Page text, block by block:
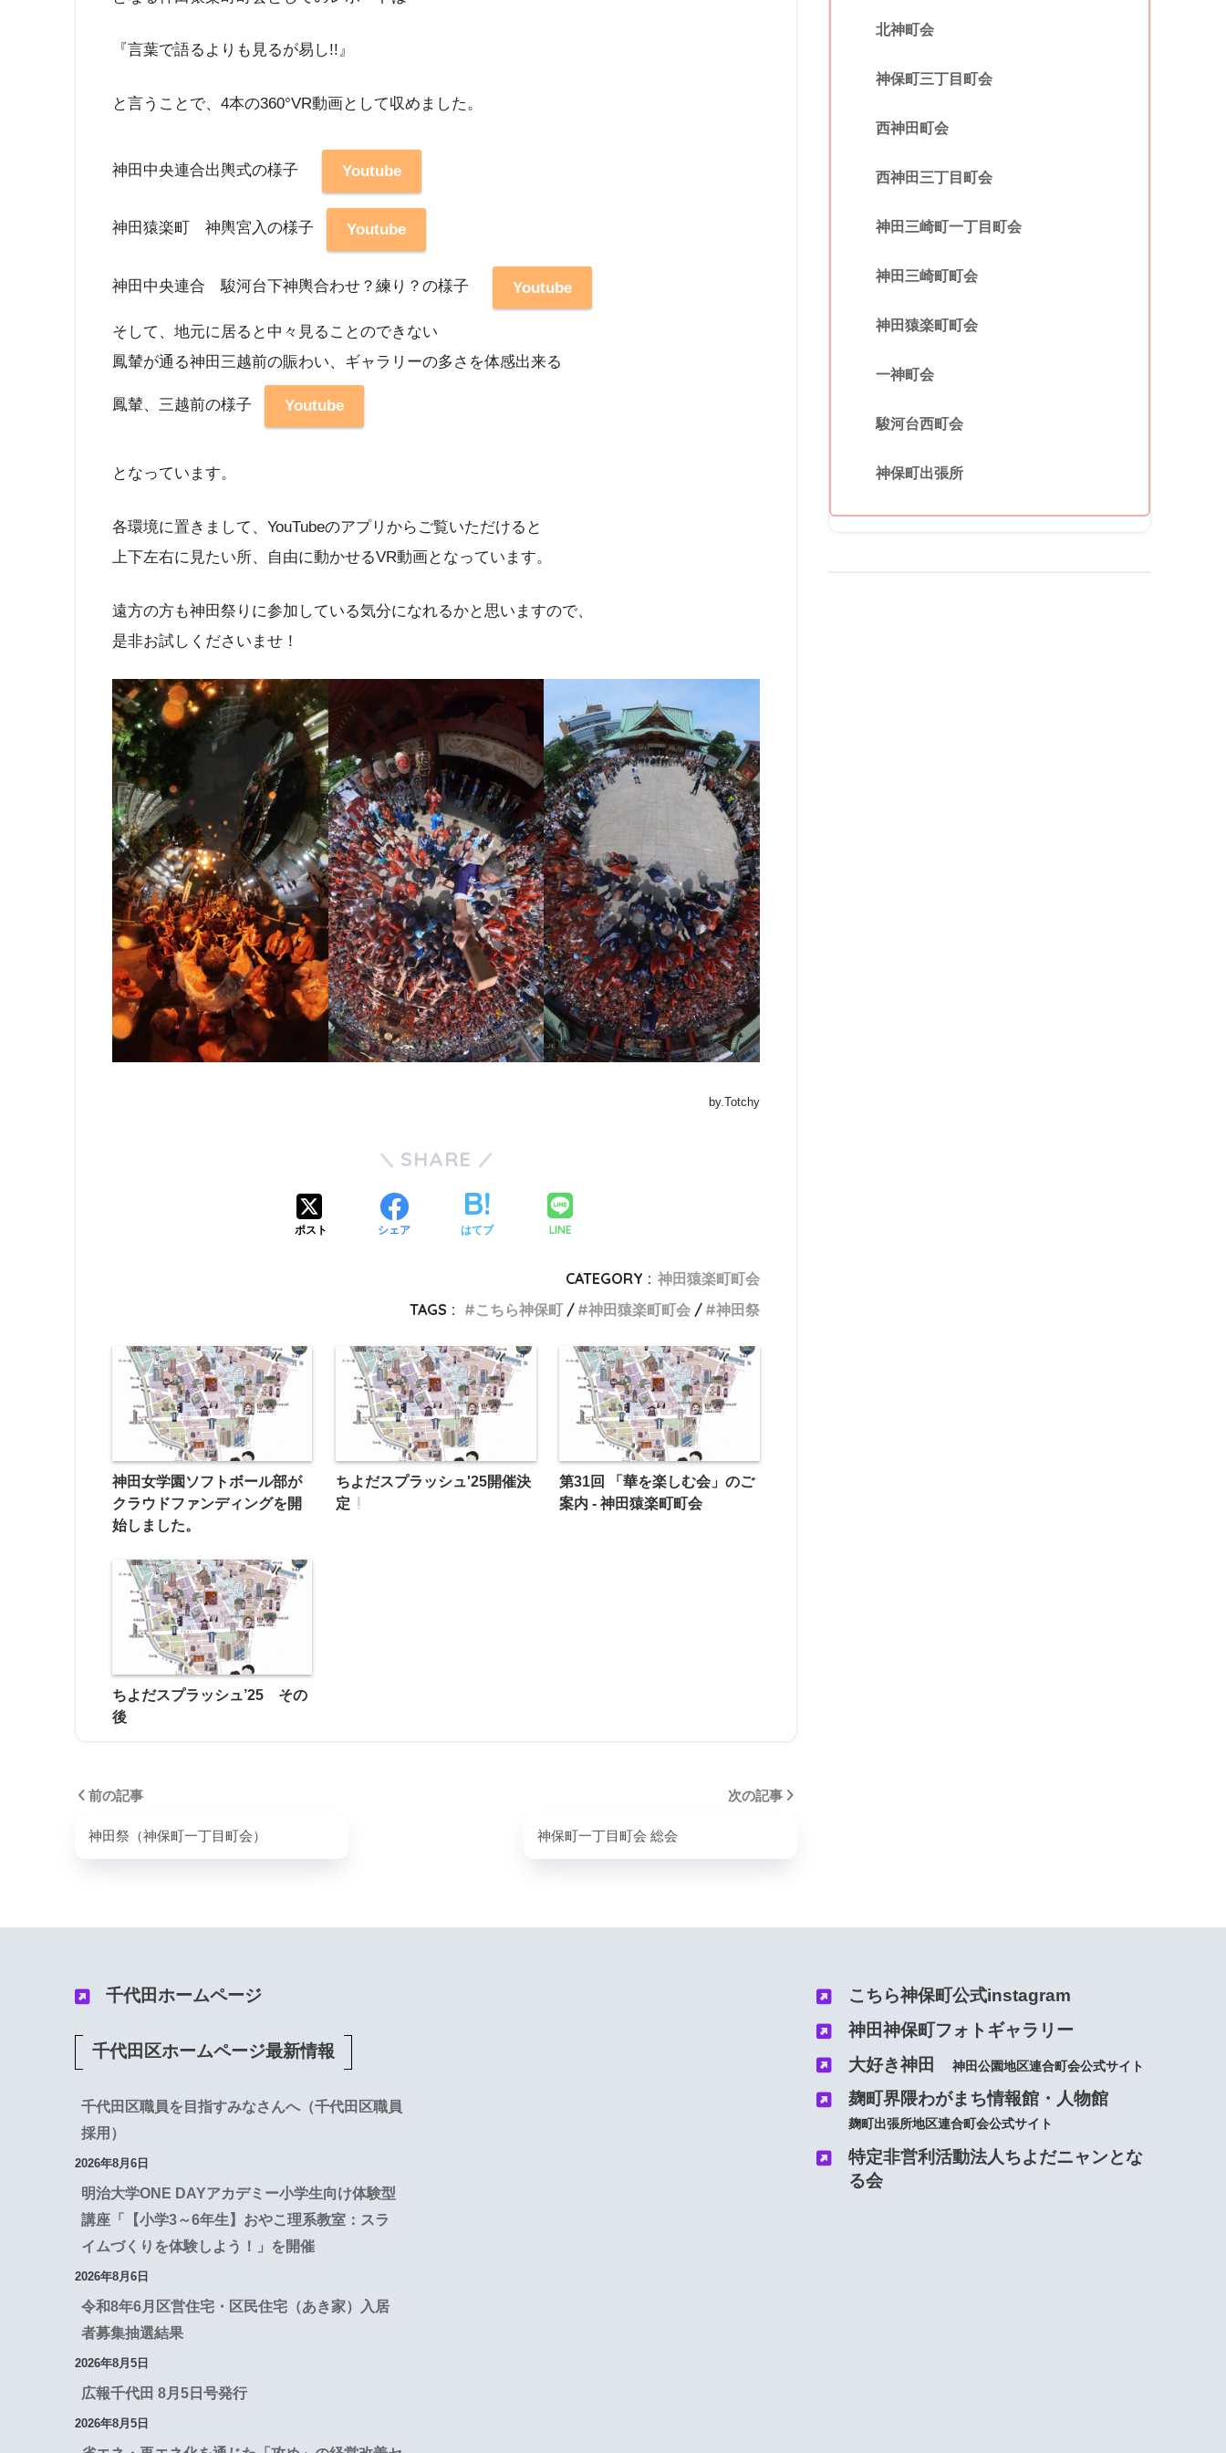
『言葉で語るよりも見るが易し!!』
と言うことで、4本の360°VR動画として収めました。
神田中央連合出輿式の様子 Youtube
神田猿楽町 神輿宮入の様子 Youtube
神田中央連合 駿河台下神輿合わせ？練り？の様子 Youtube
そして、地元に居ると中々見ることのできない
鳳輦が通る神田三越前の賑わい、ギャラリーの多さを体感出来る
鳳輦、三越前の様子 Youtube
となっています。
各環境に置きまして、YouTubeのアプリからご覧いただけると
上下左右に見たい所、自由に動かせるVR動画となっています。
遠方の方も神田祭りに参加している気分になれるかと思いますので、
是非お試しくださいませ！
by.Totchy
SHARE
ポスト シェア はてブ LINE
CATEGORY : 神田猿楽町町会
TAGS :
こちら神保町 神田猿楽町町会 神田祭
神田女学園ソフトボール部が
クラウドファンディングを開
始しました。
ちよだスプラッシュ'25開催決
定
第31回 「華を楽しむ会」のご
案内 - 神田猿楽町町会
ちよだスプラッシュ’25 その
後
前の記事
神田祭（神保町一丁目町会）
次の記事
神保町一丁目町会 総会
北神町会
神保町三丁目町会
西神田町会
西神田三丁目町会
神田三崎町一丁目町会
神田三崎町町会
神田猿楽町町会
一神町会
駿河台西町会
神保町出張所
千代田ホームページ
千代田区ホームページ最新情報
千代田区職員を目指すみなさんへ（千代田区職員
採用）
2026年8月6日
明治大学ONE DAYアカデミー小学生向け体験型
講座「【小学3～6年生】おやこ理系教室：スラ
イムづくりを体験しよう！」を開催
2026年8月6日
令和8年6月区営住宅・区民住宅（あき家）入居
者募集抽選結果
2026年8月5日
広報千代田 8月5日号発行
2026年8月5日
こちら神保町公式instagram
神田神保町フォトギャラリー
大好き神田
神田公園地区連合町会公式サイト
麹町界隈わがまち情報館・人物館
麹町出張所地区連合町会公式サイト
特定非営利活動法人ちよだニャンとな
る会